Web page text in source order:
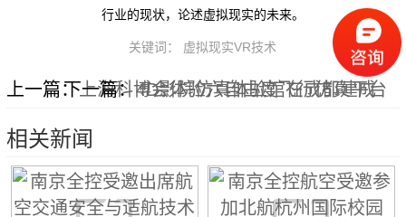
行业的现状，论述虚拟现实的未来。
关键词： 虚拟现实VR技术
上一篇：上海科博会体验六自由度飞行仿真平台
下一篇：4D影院仿真体验馆在成都建成
相关新闻